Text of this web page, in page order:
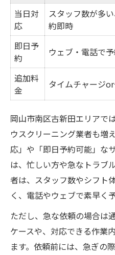
当日対
応
スタッフ数が多
約即時
即日予
約
ウェブ・電話で
追加料
金
タイムチャージ
岡山市南区古新田エリアで
ウスクリーニング業者も増
応」や「即日予約可能」な
は、忙しい方や急なトラブ
者は、スタッフ数やシフト
く、電話やウェブで素早く
ただし、急な依頼の場合は
ケースや、対応できる作業
ます。依頼前には、急ぎの